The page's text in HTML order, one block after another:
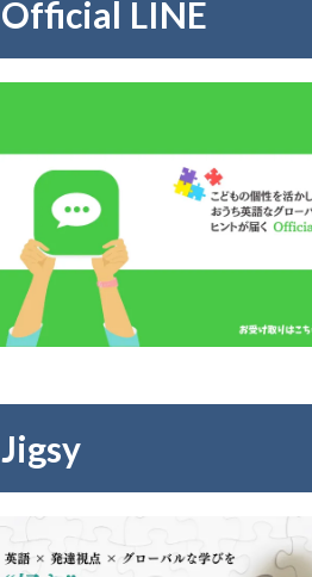
Official LINE
Jigsy